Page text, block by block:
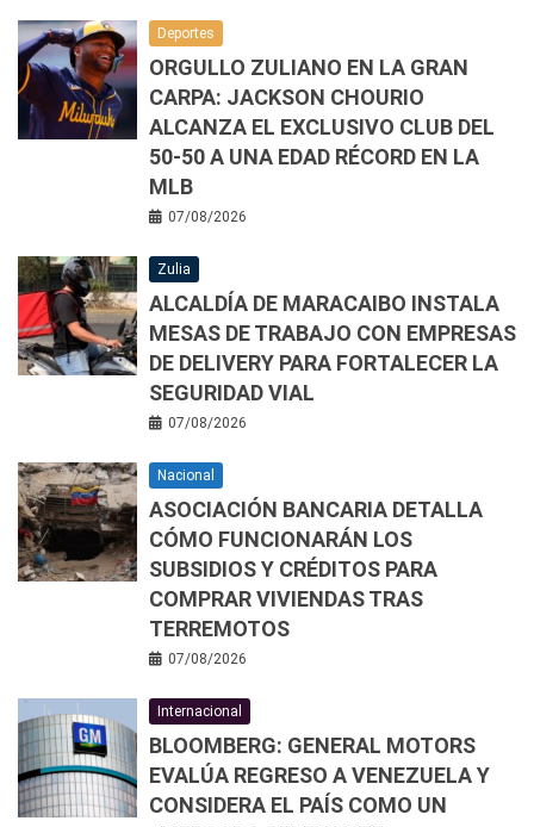
Deportes
ORGULLO ZULIANO EN LA GRAN
CARPA: JACKSON CHOURIO
ALCANZA EL EXCLUSIVO CLUB DEL
50-50 A UNA EDAD RÉCORD EN LA
MLB
07/08/2026
Zulia
ALCALDÍA DE MARACAIBO INSTALA
MESAS DE TRABAJO CON EMPRESAS
DE DELIVERY PARA FORTALECER LA
SEGURIDAD VIAL
07/08/2026
Nacional
ASOCIACIÓN BANCARIA DETALLA
CÓMO FUNCIONARÁN LOS
SUBSIDIOS Y CRÉDITOS PARA
COMPRAR VIVIENDAS TRAS
TERREMOTOS
07/08/2026
Internacional
BLOOMBERG: GENERAL MOTORS
EVALÚA REGRESO A VENEZUELA Y
CONSIDERA EL PAÍS COMO UN